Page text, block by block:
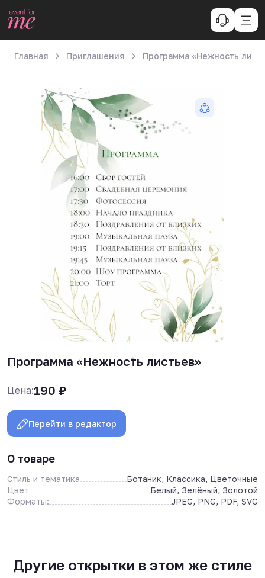
Главная Приглашения Программа «Нежность
Программа «Нежность листьев»
Цена:190 ₽
Перейти в редактор
О товаре
Стиль и тематика
Ботаник, Классика, Цветочные
Цвет
Белый, Зелёный, Золотой
Форматы:
JPEG, PNG, PDF, SVG
Другие открытки в этом же стиле